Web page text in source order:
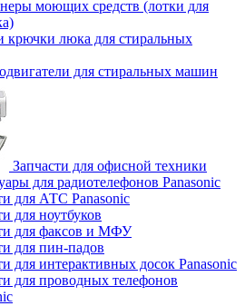
моющих средств (лотки для
крючки люка для стиральных
для стиральных машин
Запчасти для офисной техники
для радиотелефонов Panasonic
для АТС Panasonic
для ноутбуков
для факсов и МФУ
для пин-падов
для интерактивных досок Panasonic
для проводных телефонов